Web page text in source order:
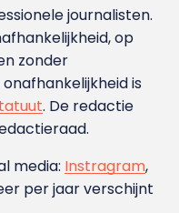
journalisten.
op
zonder
is
. De redactie
media: Instragram,
per jaar verschijnt